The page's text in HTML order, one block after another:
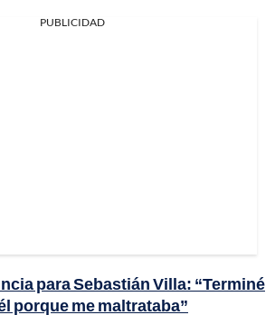
PUBLICIDAD
para Sebastián Villa: “Terminé
porque me maltrataba”